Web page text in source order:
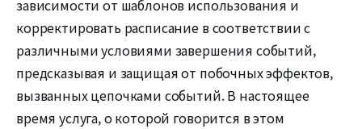
зависимости от шаблонов использования и
корректировать расписание в соответствии с
различными условиями завершения событий,
предсказывая и защищая от побочных эффектов,
вызванных цепочками событий. В настоящее
время услуга, о которой говорится в этом